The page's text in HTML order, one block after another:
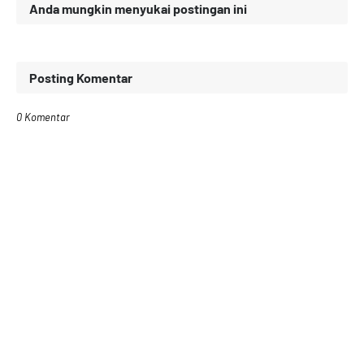
Anda mungkin menyukai postingan ini
Posting Komentar
0 Komentar